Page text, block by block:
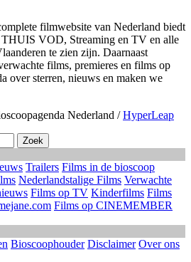
filmwebsite van Nederland biedt
THUIS VOD, Streaming en TV en alle
te zien zijn. Daarnaast
films, premieres en films op
over sterren, nieuws en maken we
Nederland /HyperLeap
Trailers Films in de bioscoop
Nederlandstalige Films Verwachte
Films op TV Kinderfilms Films
Films op CINEMEMBER
Bioscoophouder Disclaimer Over ons